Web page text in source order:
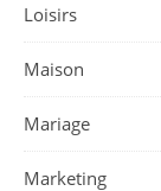
Loisirs
Maison
Mariage
Marketing